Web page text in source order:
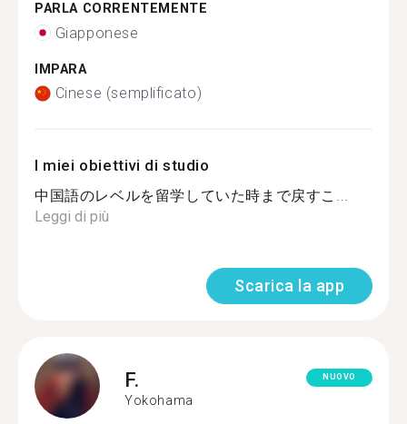
PARLA CORRENTEMENTE
Giapponese
IMPARA
Cinese (semplificato)
I miei obiettivi di studio
中国語のレベルを留学していた時まで戻すこ...
Leggi di più
Scarica la app
F.
Yokohama
NUOVO